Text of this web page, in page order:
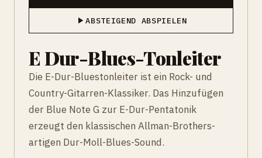
ABSTEIGEND ABSPIELEN
E Dur-Blues-Tonleiter
Die E-Dur-Bluestonleiter ist ein Rock- und
Country-Gitarren-Klassiker. Das Hinzufügen
der Blue Note G zur E-Dur-Pentatonik
erzeugt den klassischen Allman-Brothers-
artigen Dur-Moll-Blues-Sound.